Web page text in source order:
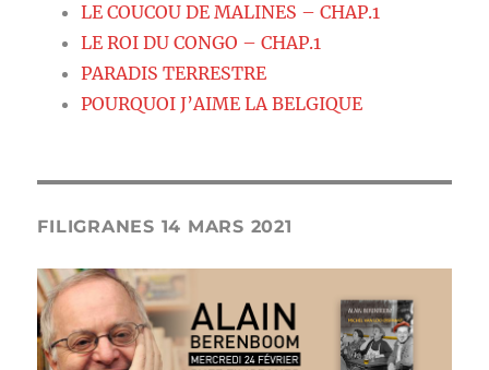
LE COUCOU DE MALINES – CHAP.1
LE ROI DU CONGO – CHAP.1
PARADIS TERRESTRE
POURQUOI J’AIME LA BELGIQUE
FILIGRANES 14 MARS 2021